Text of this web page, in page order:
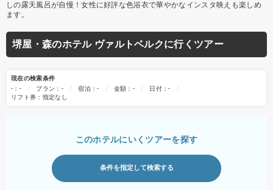
しの露天風呂が自慢！女性に好評な色浴衣で華やかなインスタ映えも楽しめ
ます。
堺屋・森のホテル ヴァルトベルクに行くツアー
現在の検索条件
-：-
プラン：- 宿泊：- 金額：-
日付：-
リフト券：指定なし
このホテルにいくツアーを探す
条件を指定して検索する